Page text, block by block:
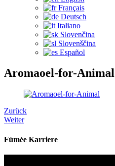
Français
Deutsch
Italiano
Slovenčina
Slovenščina
Español
Aromaoel-for-Animal
Zurück
Weiter
Fúmée Karriere